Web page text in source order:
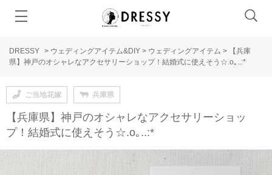
DRESSY > ウェディングアイテム&DIY > ウェディングアイテム >
【兵庫
県】神戸のオシャレなアクセサリーショップ！結婚式に使えそう☆.o｡..:*
ご当地花嫁 兵庫県
【兵庫県】神戸のオシャレなアクセサリーショッ
プ！結婚式に使えそう☆.o｡..:*